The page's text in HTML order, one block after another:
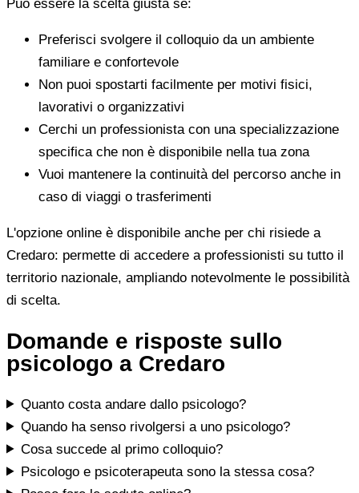
Può essere la scelta giusta se:
Preferisci svolgere il colloquio da un ambiente
familiare e confortevole
Non puoi spostarti facilmente per motivi fisici,
lavorativi o organizzativi
Cerchi un professionista con una specializzazione
specifica che non è disponibile nella tua zona
Vuoi mantenere la continuità del percorso anche in
caso di viaggi o trasferimenti
L'opzione online è disponibile anche per chi risiede a
Credaro: permette di accedere a professionisti su tutto il
territorio nazionale, ampliando notevolmente le possibilità
di scelta.
Domande e risposte sullo
psicologo a Credaro
Quanto costa andare dallo psicologo?
Quando ha senso rivolgersi a uno psicologo?
Cosa succede al primo colloquio?
Psicologo e psicoterapeuta sono la stessa cosa?